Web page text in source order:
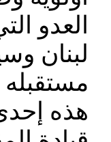
العدو
لبنان
هذه